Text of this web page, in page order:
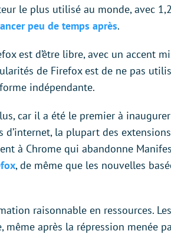
le plus utilisé au monde, avec
peu de temps après.
est d’être libre, avec un accent
de Firefox est de ne pas
indépendante.
car il a été le premier à
d’internet, la plupart des
à Chrome qui abandonne
, de même que les nouvelles
raisonnable en ressources.
même après la répression menée